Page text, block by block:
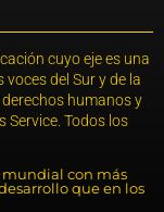
cuyo eje es una
del Sur y de la
humanos y
Service. Todos los
mundial con más
que en los